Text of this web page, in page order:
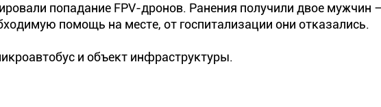
попадание FPV-дронов. Ранения получили двое мужчин
помощь на месте, от госпитализации они отказались.
и объект инфраструктуры.